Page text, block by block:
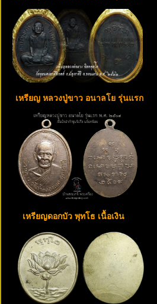
เหรียญ หลวงปู่ขาว อนาลโย รุ่นแรก
เหรียญดอกบัว พุทโธ เนื้อเงิน